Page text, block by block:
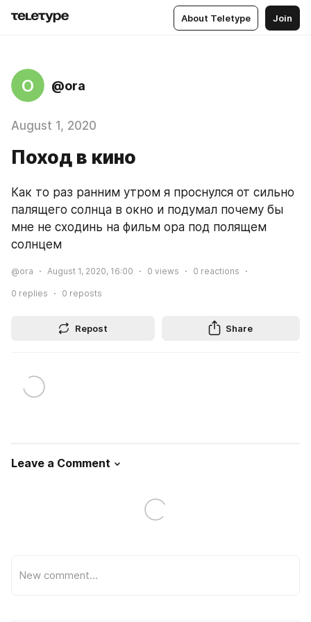
About Teletype Join
O @ora
August 1, 2020
Поход в кино
Как то раз ранним утром я проснулся от сильно
палящего солнца в окно и подумал почему бы
мне не сходинь на фильм ора под полящем
солнцем
@ora August 1, 2020, 16:00 0 views 0 reactions
0 replies 0 reposts
Repost Share
Leave a Comment